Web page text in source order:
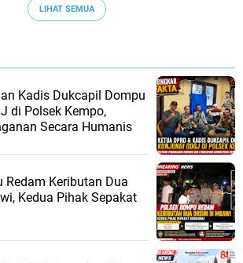
LIHAT SEMUA
Kadis Dukcapil Dompu
di Polsek Kempo,
Secara Humanis
Redam Keributan Dua
Kedua Pihak Sepakat